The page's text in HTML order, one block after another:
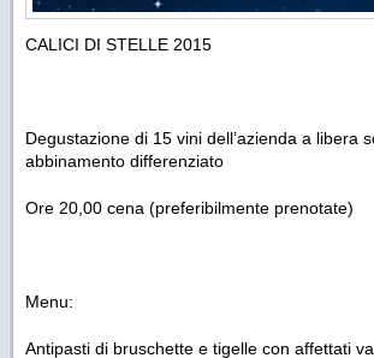
CALICI DI STELLE 2015
Degustazione di 15 vini dell’azienda a libera
abbinamento differenziato
Ore 20,00 cena (preferibilmente prenotate)
Menu:
Antipasti di bruschette e tigelle con affettati